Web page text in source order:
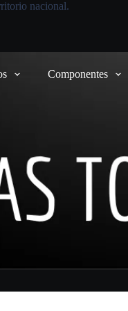
nacional.
Componentes